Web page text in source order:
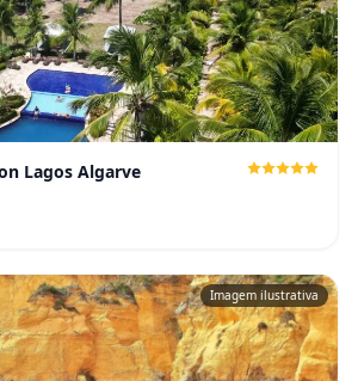
Lagos Algarve
Imagem ilustrativa